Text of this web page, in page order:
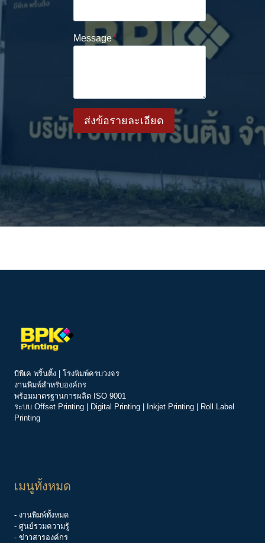
Message*
ส่งข้อรายละเอียด
บีพีเค พริ้นติ้ง | โรงพิมพ์ครบวงจร
งานพิมพ์สำหรับองค์กร
พร้อมมาตรฐานการผลิต ISO 9001
ระบบ Offset Printing Digital Printing Inkjet Printing
Roll Label
Printing
เมนูทั้งหมด
- งานพิมพ์ทั้งหมด
- ศูนย์รวมความรู้
- ข่าวสารองค์กร